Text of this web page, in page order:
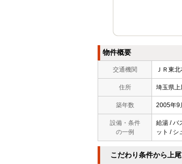
物件概要
交通機関 ＪＲ東
住所 埼玉県上
築年数 2005年9
設備・条件
の一例
給湯 / バ
ット / シ
こだわり条件から上